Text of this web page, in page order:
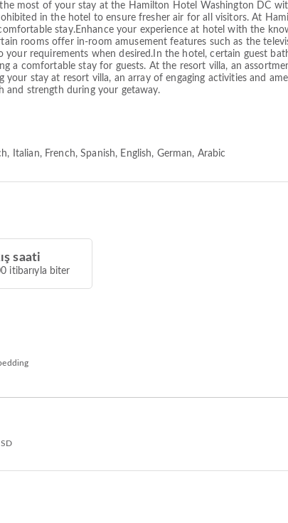
most of your stay at the Hamilton Hotel Washington DC
in the hotel to ensure fresher air for all visitors. At
stay.Enhance your experience at hotel with the
rooms offer in-room amusement features such as the
requirements when desired.In the hotel, certain guest
a comfortable stay for guests. At the resort villa, an
stay at resort villa, an array of engaging activities and
and strength during your getaway.
Italian, French, Spanish, English, German, Arabic
saati
itibarıyla biter